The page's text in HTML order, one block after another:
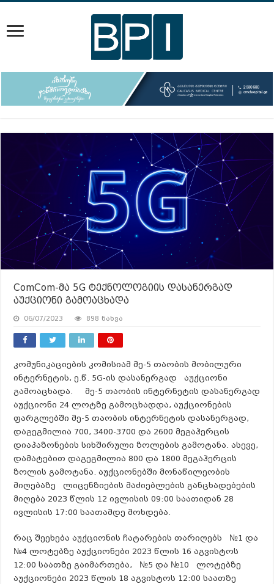
ComCom-მა 5G ტექნოლოგიის დასანერგად
აუქციონი გამოაცხადა
06/07/2023 898 ნახვა
კომუნიკაციების კომისიამ მე-5 თაობის მობილური
ინტერნეტის, ე.წ. 5G-ის დასანერგად აუქციონი
გამოაცხადა. მე-5 თაობის ინტერნეტის დასანერგად
აუქციონი 24 ლოტზე გამოცხადდა, აუქციონების
ფარგლებში მე-5 თაობის ინტერნეტის დასანერგად,
დაგეგმილია 700, 3400-3700 და 2600 მეგაჰერცის
დიაპაზონების სიხშირული ზოლების გამოტანა. ასევე,
დამატებით დაგეგმილია 800 და 1800 მეგაჰერცის
ზოლის გამოტანა. აუქციონებში მონაწილეობის
მიღებაზე ლიცენზიების მაძიებლების განცხადებების
მიღება 2023 წლის 12 ივლისის 09:00 საათიდან 28
ივლისის 17:00 საათამდე მოხდება.
რაც შეეხება აუქციონის ჩატარების თარიღებს №1 და
№4 ლოტებზე აუქციონები 2023 წლის 16 აგვისტოს
12:00 საათზე გაიმართება, №5 და №10 ლოტებზე
აუქციონები 2023 წლის 18 აგვისტოს 12:00 საათზე